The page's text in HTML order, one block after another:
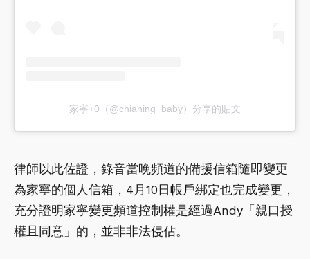
家寧+0（@chianing_baby）分享的貼文
律師以此佐證，錄音當晚頻道的備援信箱隨即變更
為家寧的個人信箱，4月10日帳戶綁定也完成變更，
充分證明家寧變更頻道控制權是經過Andy「親口授
權且同意」的，並非非法侵佔。